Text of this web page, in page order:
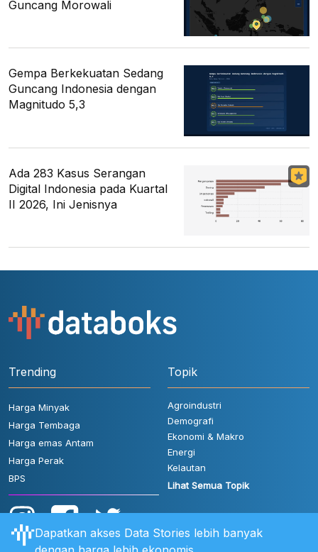
Guncang Morowali
Gempa Berkekuatan Sedang
Guncang Indonesia dengan
Magnitudo 5,3
Ada 283 Kasus Serangan
Digital Indonesia pada Kuartal
II 2026, Ini Jenisnya
Trending
Harga Minyak
Harga Tembaga
Harga emas Antam
Harga Perak
BPS
Topik
Agroindustri
Demografi
Ekonomi & Makro
Energi
Kelautan
Lihat Semua Topik
Dapatkan akses Data Stories lebih banyak